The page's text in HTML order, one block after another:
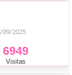
09/2025
6949
Visitas